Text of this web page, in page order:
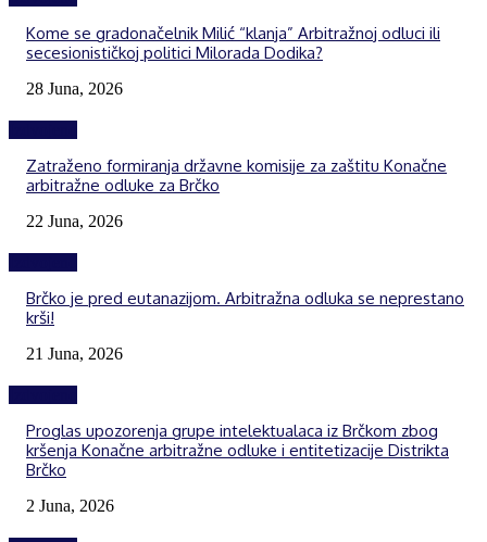
Kome se gradonačelnik Milić “klanja” Arbitražnoj odluci ili
secesionističkoj politici Milorada Dodika?
28 Juna, 2026
Zatraženo formiranja državne komisije za zaštitu Konačne
arbitražne odluke za Brčko
22 Juna, 2026
Brčko je pred eutanazijom. Arbitražna odluka se neprestano
krši!
21 Juna, 2026
Proglas upozorenja grupe intelektualaca iz Brčkom zbog
kršenja Konačne arbitražne odluke i entitetizacije Distrikta
Brčko
2 Juna, 2026